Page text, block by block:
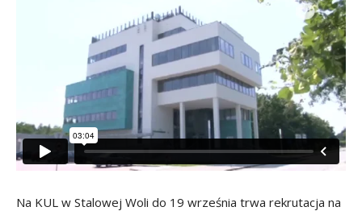
Na KUL w Stalowej Woli do 19 września trwa rekrutacja na